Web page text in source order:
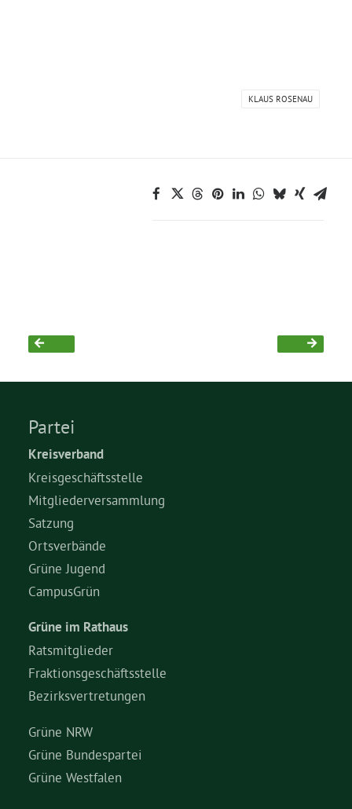
Kommunalpolitik
Engagement-Sprechstunde
Grüne Jugend
CampusGrün
Aktuelles
Termine
Kontakt
KLAUS ROSENAU
Partei
Kreisverband
Kreisgeschäftsstelle
Mitgliederversammlung
Satzung
Ortsverbände
Grüne Jugend
CampusGrün
Grüne im Rathaus
Ratsmitglieder
Fraktionsgeschäftsstelle
Bezirksvertretungen
Grüne NRW
Grüne Bundespartei
Grüne Westfalen